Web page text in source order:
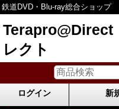
鉄道DVD・Blu-ray総合ショップ
レクト
ログイン 新